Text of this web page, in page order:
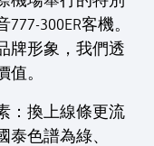
300ER客機。
牌形象，我們透
。
：換上線條更流
色譜為綠、